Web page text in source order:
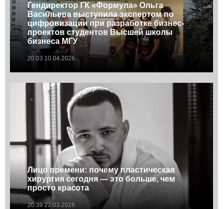
Гендиректор ГК «Формула» Ольга
Васильева выступила экспертом по
цифровизации при разработке бизнес-
проектов студентов Высшей школы
бизнеса МГУ
20:03 10.04.2026
Лицо времени: почему пластическая
хирургия сегодня — это больше, чем
просто красота
20:39 22.03.2026